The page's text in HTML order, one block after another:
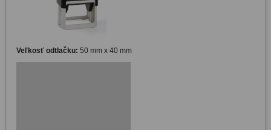
Veľkosť odtlačku: 50 mm x 40 mm